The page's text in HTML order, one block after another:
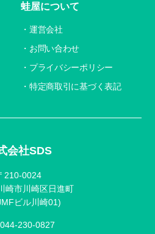
会社SDS
210-0024
崎市川崎区日進町
ビル川崎01)
044-230-0827
蛙屋について
運営会社
お問い合わせ
プライバシーポリシー
特定商取引に基づく表記